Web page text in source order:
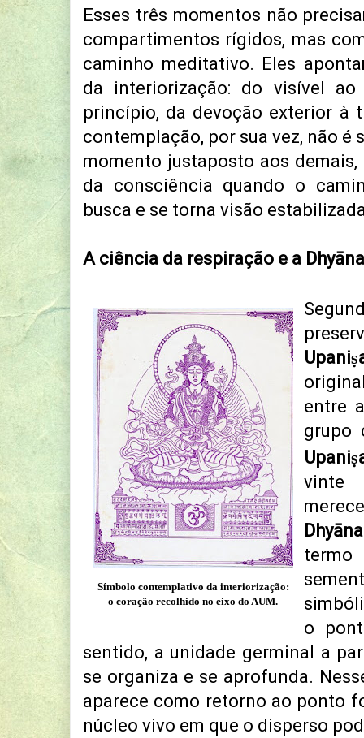
Esses três momentos não
compartimentos rígidos, mas
caminho meditativo. Eles
da interiorização: do visível
princípio, da devoção exterior à
contemplação, por sua vez, não é
momento justaposto aos
da consciência quando o
busca e se torna visão
A ciência da respiração e a
Símbolo contemplativo da interiorização:
o coração recolhido no eixo do AUM.
entre
grupo
vinte
termo
o
sentido, a unidade germinal a
se organiza e se aprofunda.
aparece como retorno ao ponto
núcleo vivo em que o disperso